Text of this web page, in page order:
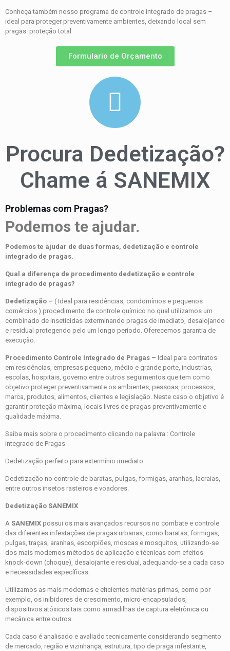
Conheça também nosso programa de controle integrado de pragas –
ideal para proteger preventivamente ambientes, deixando local sem
pragas. proteção total
Formulario de Orçamento
Procura Dedetização?
Chame á SANEMIX
Problemas com Pragas?
Podemos te ajudar.
Podemos te ajudar de duas formas, dedetização e controle
integrado de pragas.
Qual a diferença de procedimento dedetização e controle
integrado de pragas?
Dedetização – ( Ideal para residências, condomínios e pequenos
comércios ) procedimento de controle químico no qual utilizamos um
combinado de inseticidas exterminando pragas de imediato, desalojando
e residual protegendo pelo um longo período. Oferecemos garantia de
execução.
Procedimento Controle Integrado de Pragas – Ideal para contratos
em residências, empresas pequeno, médio e grande porte, industrias,
escolas, hospitais, governo entre outros seguimentos que tem como
objetivo proteger preventivamente os ambientes, pessoas, processos,
marca, produtos, alimentos, clientes e legislação. Neste caso o objetivo é
garantir proteção máxima, locais livres de pragas preventivamente e
qualidade máxima.
Saiba mais sobre o procedimento clicando na palavra : Controle
integrado de Pragas
Dedetização perfeito para extermínio imediato
Dedetização no controle de baratas, pulgas, formigas, aranhas, lacraias,
entre outros insetos rasteiros e voadores.
Dedetização SANEMIX
A SANEMIX possui os mais avançados recursos no combate e controle
das diferentes infestações de pragas urbanas, como baratas, formigas,
pulgas, traças, aranhas, escorpiões, moscas e mosquitos, utilizando-se
dos mais modernos métodos de aplicação e técnicas com efeitos
knock-down (choque), desalojante e residual, adequando-se a cada caso
e necessidades específicas.
Utilizamos as mais modernas e eficientes matérias primas, como por
exemplo, os inibidores de crescimento, micro-encapsulados,
dispositivos atóxicos tais como armadilhas de captura eletrônica ou
mecânica entre outros.
Cada caso é analisado e avaliado tecnicamente considerando segmento
de mercado, região e vizinhança, estrutura, tipo de praga infestante,